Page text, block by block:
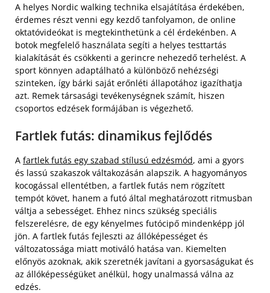
A helyes Nordic walking technika elsajátítása érdekében,
érdemes részt venni egy kezdő tanfolyamon, de online
oktatóvideókat is megtekinthetünk a cél érdekénben. A
botok megfelelő használata segíti a helyes testtartás
kialakítását és csökkenti a gerincre nehezedő terhelést. A
sport könnyen adaptálható a különböző nehézségi
szinteken, így bárki saját erőnléti állapotához igazíthatja
azt. Remek társasági tevékenységnek számít, hiszen
csoportos edzések formájában is végezhető.
Fartlek futás: dinamikus fejlődés
A fartlek futás egy szabad stílusú edzésmód, ami a gyors
és lassú szakaszok váltakozásán alapszik. A hagyományos
kocogással ellentétben, a fartlek futás nem rögzített
tempót követ, hanem a futó által meghatározott ritmusban
váltja a sebességet. Ehhez nincs szükség speciális
felszerelésre, de egy kényelmes futócipő mindenképp jól
jön. A fartlek futás fejleszti az állóképességet és
változatossága miatt motiváló hatása van. Kiemelten
előnyös azoknak, akik szeretnék javítani a gyorsaságukat és
az állóképességüket anélkül, hogy unalmassá válna az
edzés.